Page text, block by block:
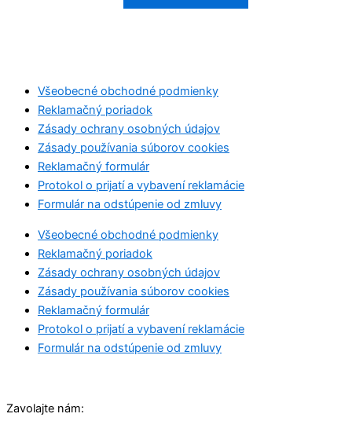
Všeobecné obchodné podmienky
Reklamačný poriadok
Zásady ochrany osobných údajov
Zásady používania súborov cookies
Reklamačný formulár
Protokol o prijatí a vybavení reklamácie
Formulár na odstúpenie od zmluvy
Všeobecné obchodné podmienky
Reklamačný poriadok
Zásady ochrany osobných údajov
Zásady používania súborov cookies
Reklamačný formulár
Protokol o prijatí a vybavení reklamácie
Formulár na odstúpenie od zmluvy
Zavolajte nám: